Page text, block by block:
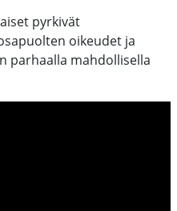
pyrkivät
oikeudet ja
parhaalla mahdollisella